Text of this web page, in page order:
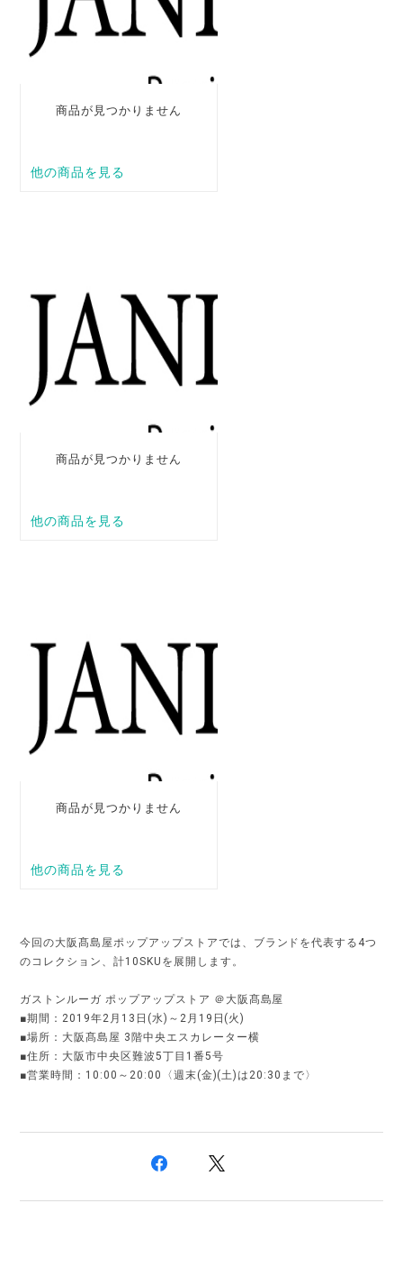
今回の大阪髙島屋ポップアップストアでは、ブランドを代表する4つ
のコレクション、計10SKUを展開します。
ガストンルーガ ポップアップストア ＠大阪髙島屋
■期間：2019年2月13日(水)～2月19日(火)
■場所：大阪髙島屋 3階中央エスカレーター横
■住所：大阪市中央区難波5丁目1番5号
■営業時間：10:00～20:00〈週末(金)(土)は20:30まで〉